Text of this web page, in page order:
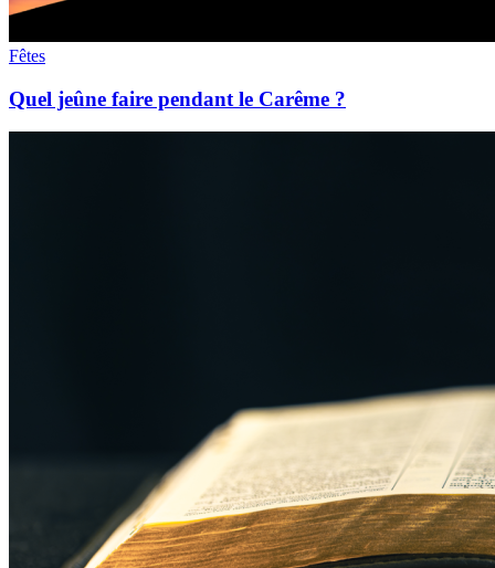
Fêtes
Quel jeûne faire pendant le Carême ?